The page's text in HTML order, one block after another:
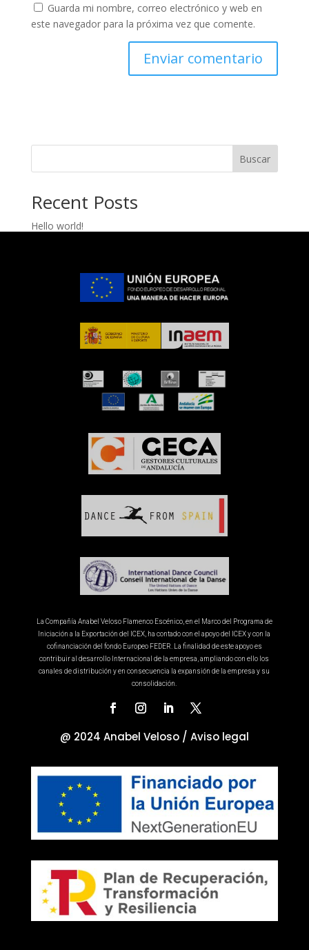
Guarda mi nombre, correo electrónico y web en
este navegador para la próxima vez que comente.
Buscar
Recent Posts
Hello world!
A WordPress CommenterenHello world!
La Compañía Anabel Veloso Flamenco Escénico, en el Marco del Programa de
Iniciación a la Exportación del ICEX, ha contado con el apoyo del ICEX y con la
cofinanciación del fondo Europeo FEDER. La finalidad de este apoyo es
contribuir al desarrollo Internacional de la empresa, ampliando con ello los
canales de distribución y en consecuencia la expansión de la empresa y su
consolidación.
@ 2024 Anabel Veloso / Aviso legal